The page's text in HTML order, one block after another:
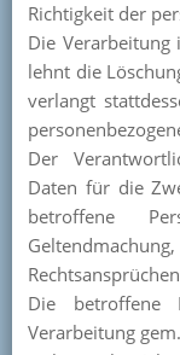
Richtigkeit der
Die Verarbeitung
lehnt die
verlangt
Der
Daten für die
betroffene
Die betroffene
Verarbeitung